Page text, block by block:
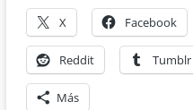
X Facebook
Reddit Tumblr
Más